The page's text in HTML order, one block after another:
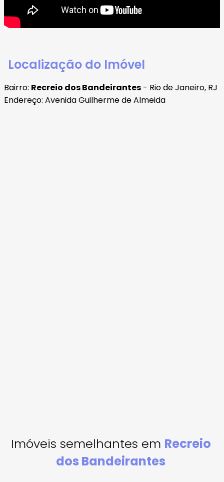
Localização do Imóvel
Bairro: Recreio dos Bandeirantes - Rio de Janeiro, RJ
Endereço: Avenida Guilherme de Almeida
Imóveis semelhantes em Recreio
dos Bandeirantes